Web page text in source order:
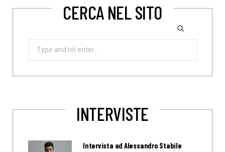
CERCA NEL SITO
Search
INTERVISTE
Intervista ad Alessandro Stabile